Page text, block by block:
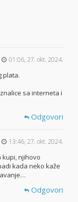
01:06, 27. okt. 2024.
plata.
sa interneta i
Odgovori
13:46, 27. okt. 2024.
kupi, njihovo
kada neko kaže
Odgovori